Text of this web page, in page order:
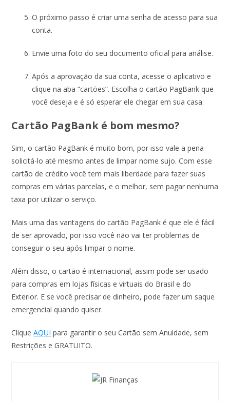
O próximo passo é criar uma senha de acesso para sua
conta.
Envie uma foto do seu documento oficial para análise.
Após a aprovação da sua conta, acesse o aplicativo e
clique na aba “cartões”. Escolha o cartão PagBank que
você deseja e é só esperar ele chegar em sua casa.
Cartão PagBank é bom mesmo?
Sim, o cartão PagBank é muito bom, por isso vale a pena
solicitá-lo até mesmo antes de limpar nome sujo. Com esse
cartão de crédito você tem mais liberdade para fazer suas
compras em várias parcelas, e o melhor, sem pagar nenhuma
taxa por utilizar o serviço.
Mais uma das vantagens do cartão PagBank é que ele é fácil
de ser aprovado, por isso você não vai ter problemas de
conseguir o seu após limpar o nome.
Além disso, o cartão é internacional, assim pode ser usado
para compras em lojas físicas e virtuais do Brasil e do
Exterior. E se você precisar de dinheiro, pode fazer um saque
emergencial quando quiser.
CliqueAQUI para garantir o seu Cartão sem Anuidade, sem
Restrições e GRATUITO.